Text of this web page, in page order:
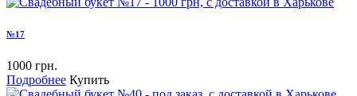
№17
1000 грн.
Подробнее Купить